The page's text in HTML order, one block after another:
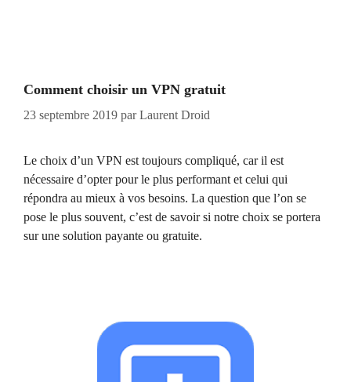
Comment choisir un VPN gratuit
23 septembre 2019 parLaurent Droid
Le choix d’un VPN est toujours compliqué, car il est
nécessaire d’opter pour le plus performant et celui qui
répondra au mieux à vos besoins. La question que l’on se
pose le plus souvent, c’est de savoir si notre choix se portera
sur une solution payante ou gratuite.